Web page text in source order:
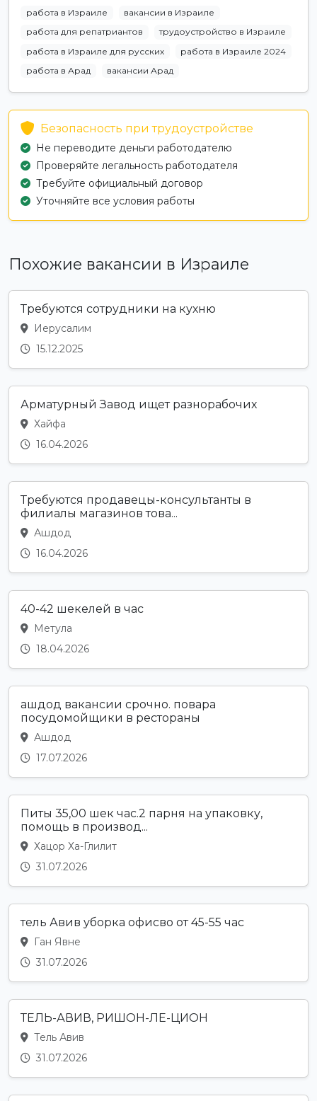
работа в Израиле
вакансии в Израиле
работа для репатриантов
трудоустройство в Израиле
работа в Израиле для русских
работа в Израиле 2024
работа в Арад
вакансии Арад
Безопасность при трудоустройстве
Не переводите деньги работодателю
Проверяйте легальность работодателя
Требуйте официальный договор
Уточняйте все условия работы
Похожие вакансии в Израиле
Требуются сотрудники на кухню
Иерусалим
15.12.2025
Арматурный Завод ищет разнорабочих
Хайфа
16.04.2026
Требуются продавецы-консультанты в
филиалы магазинов това...
Ашдод
16.04.2026
40-42 шекелей в час
Метула
18.04.2026
ашдод вакансии срочно. повара
посудомойщики в рестораны
Ашдод
17.07.2026
Питы 35,00 шек час.2 парня на упаковку,
помощь в производ...
Хацор Ха-Глилит
31.07.2026
тель Авив уборка офисво от 45-55 час
Ган Явне
31.07.2026
ТЕЛЬ-АВИВ, РИШОН-ЛЕ-ЦИОН
Тель Авив
31.07.2026